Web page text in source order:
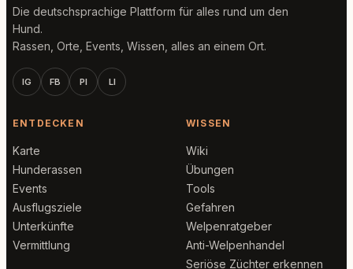
Die deutschsprachige Plattform für alles rund um den
Hund.
Rassen, Orte, Events, Wissen, alles an einem Ort.
IG FB PI LI
ENTDECKEN
Karte
Hunderassen
Events
Ausflugsziele
Unterkünfte
Vermittlung
WISSEN
Wiki
Übungen
Tools
Gefahren
Welpenratgeber
Anti-Welpenhandel
Seriöse Züchter erkennen